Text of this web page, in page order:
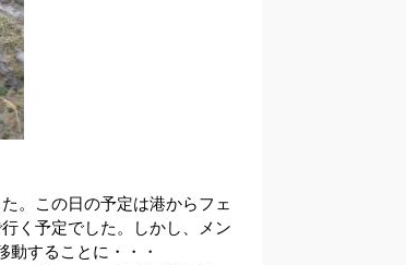
。この日の予定は港からフェ
く予定でした。しかし、メン
することに・・・